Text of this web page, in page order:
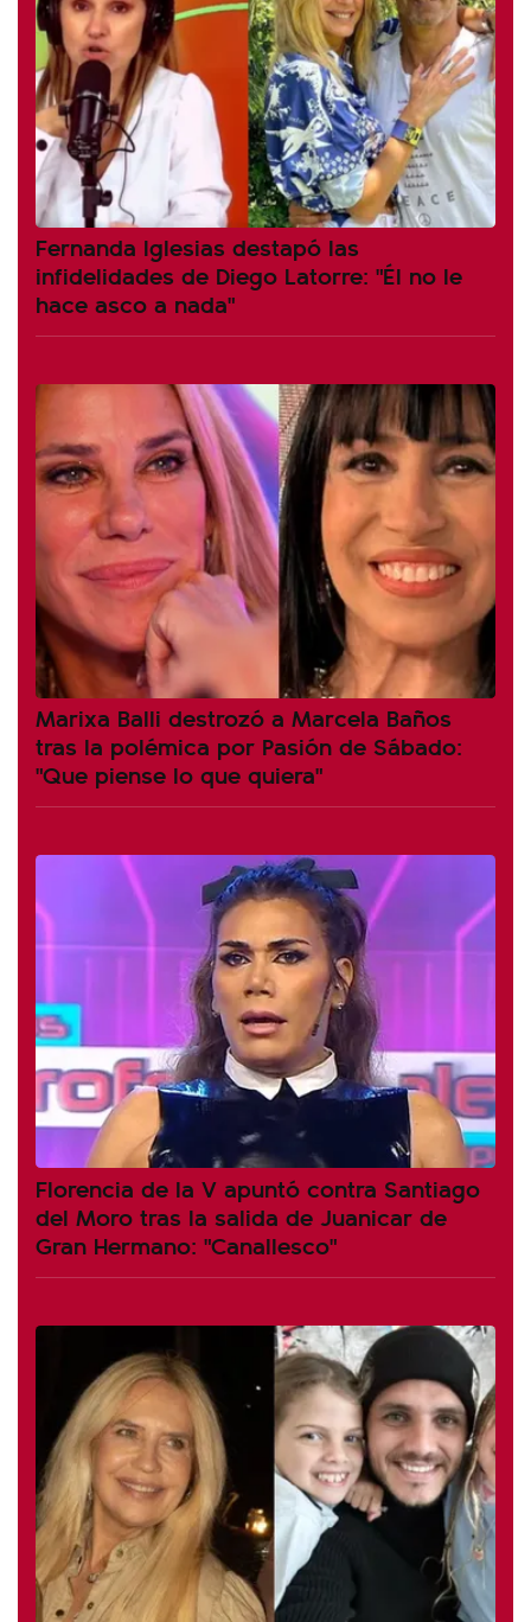
Fernanda Iglesias destapó las
infidelidades de Diego Latorre: "Él no le
hace asco a nada"
Marixa Balli destrozó a Marcela Baños
tras la polémica por Pasión de Sábado:
"Que piense lo que quiera"
Florencia de la V apuntó contra Santiago
del Moro tras la salida de Juanicar de
Gran Hermano: "Canallesco"